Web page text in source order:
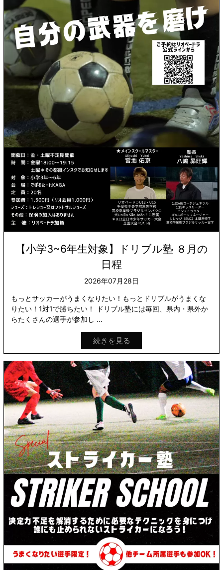
【小学3~6年生対象】ドリブル塾 ８月の
日程
2026年07月28日
もっとサッカーがうまくなりたい！もっとドリブルがうまくな
りたい！1対1で勝ちたい！ ドリブル塾には毎回、県内・県外か
らたくさんの選手が参加し ...
続きを見る